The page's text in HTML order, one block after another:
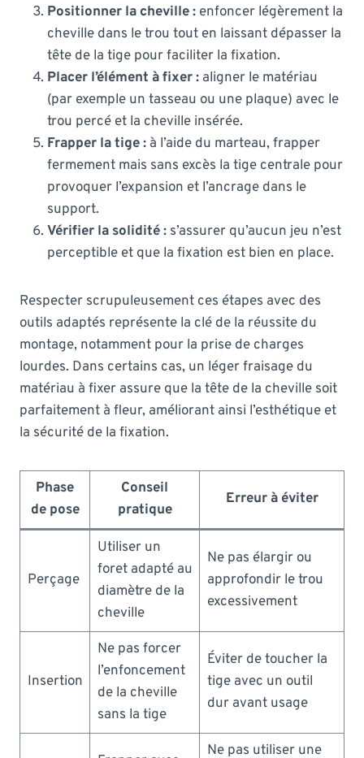
Positionner la cheville : enfoncer légèrement la
cheville dans le trou tout en laissant dépasser la
tête de la tige pour faciliter la fixation.
Placer l’élément à fixer : aligner le matériau
(par exemple un tasseau ou une plaque) avec le
trou percé et la cheville insérée.
Frapper la tige : à l’aide du marteau, frapper
fermement mais sans excès la tige centrale pour
provoquer l’expansion et l’ancrage dans le
support.
Vérifier la solidité : s’assurer qu’aucun jeu n’est
perceptible et que la fixation est bien en place.
Respecter scrupuleusement ces étapes avec des
outils adaptés représente la clé de la réussite du
montage, notamment pour la prise de charges
lourdes. Dans certains cas, un léger fraisage du
matériau à fixer assure que la tête de la cheville soit
parfaitement à fleur, améliorant ainsi l’esthétique et
la sécurité de la fixation.
Phase
de pose
Conseil
pratique
Erreur à éviter
Perçage
Utiliser un
foret adapté au
diamètre de la
cheville
Ne pas élargir ou
approfondir le trou
excessivement
Insertion
Ne pas forcer
l’enfoncement
de la cheville
sans la tige
Éviter de toucher la
tige avec un outil
dur avant usage
Ne pas utiliser une